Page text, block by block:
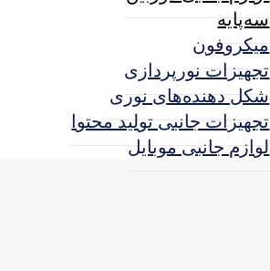
سه‌پایه
میکروفون
تجهیزات نورپردازی
شکل‌ دهنده‌های نوری
تجهیزات جانبی تولید محتوا
لوازم جانبی موبایل